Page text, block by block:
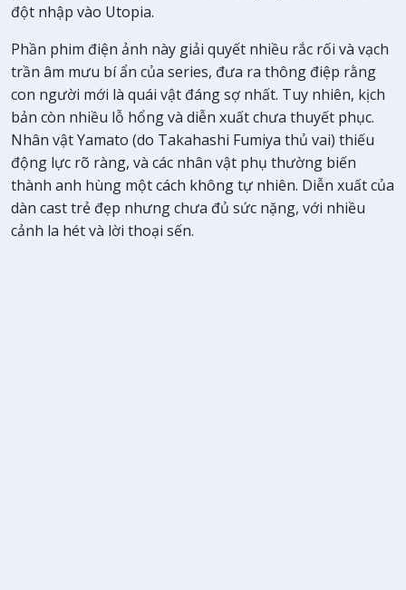
đột nhập vào Utopia.
Phần phim điện ảnh này giải quyết nhiều rắc rối và vạch
trần âm mưu bí ẩn của series, đưa ra thông điệp rằng
con người mới là quái vật đáng sợ nhất. Tuy nhiên, kịch
bản còn nhiều lỗ hổng và diễn xuất chưa thuyết phục.
Nhân vật Yamato (do Takahashi Fumiya thủ vai) thiếu
động lực rõ ràng, và các nhân vật phụ thường biến
thành anh hùng một cách không tự nhiên. Diễn xuất của
dàn cast trẻ đẹp nhưng chưa đủ sức nặng, với nhiều
cảnh la hét và lời thoại sến.